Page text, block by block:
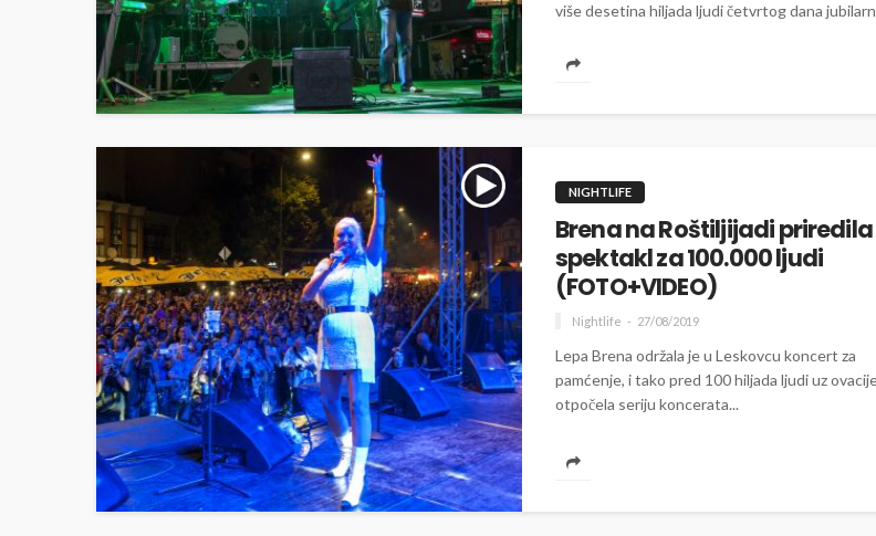
više desetina hiljada ljudi četvrtog dana
NIGHTLIFE
Brena na Roštiljijadi priredila
spektakl za 100.000 ljudi
(FOTO+VIDEO)
Nightlife 27/08/2019
Lepa Brena održala je u Leskovcu koncert za
pamćenje, i tako pred 100 hiljada ljudi uz
otpočela seriju koncerata...